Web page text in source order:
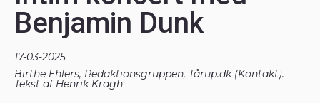
Benjamin Dunk
17-03-2025
Birthe Ehlers, Redaktionsgruppen, Tårup.dk (Kontakt).
Tekst af Henrik Kragh